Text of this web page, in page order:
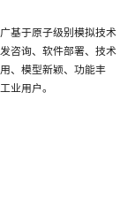
基于原子级别模拟技术
咨询、软件部署、技术
、模型新颖、功能丰
业用户。